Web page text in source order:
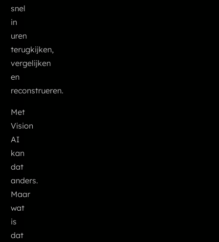
snel
in
uren
terugkijken,
vergelijken
en
reconstrueren.
Met
Vision
AI
kan
dat
anders.
Maar
wat
is
dat